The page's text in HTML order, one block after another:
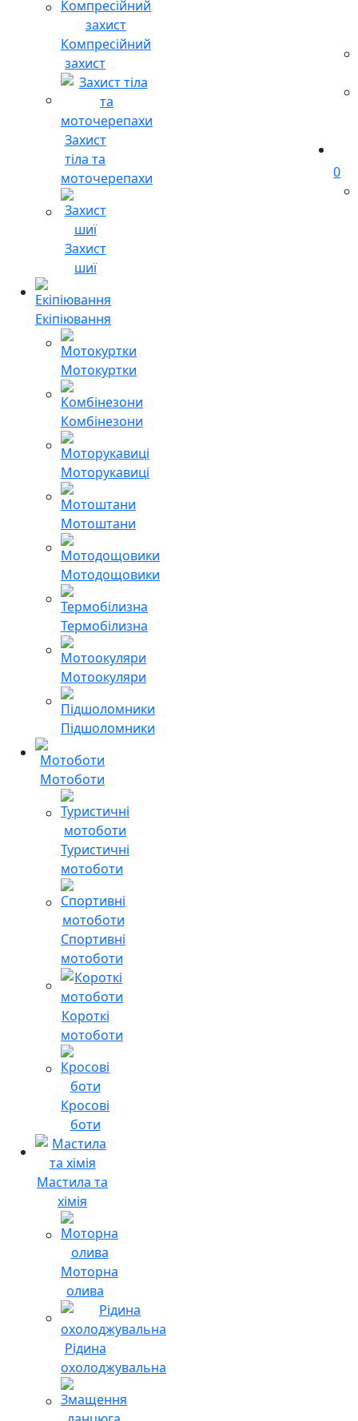
Компресійний
захист
Захист
тіла та
моточерепахи
Захист
шиї
Екіпіювання
Мотокуртки
Комбінезони
Моторукавиці
Мотоштани
Мотодощовики
Термобілизна
Мотоокуляри
Підшоломники
Мотоботи
Туристичні
мотоботи
Спортивні
мотоботи
Короткі
мотоботи
Кросові
боти
Мастила та
хімія
Моторна
олива
Рідина
охолоджувальна
0